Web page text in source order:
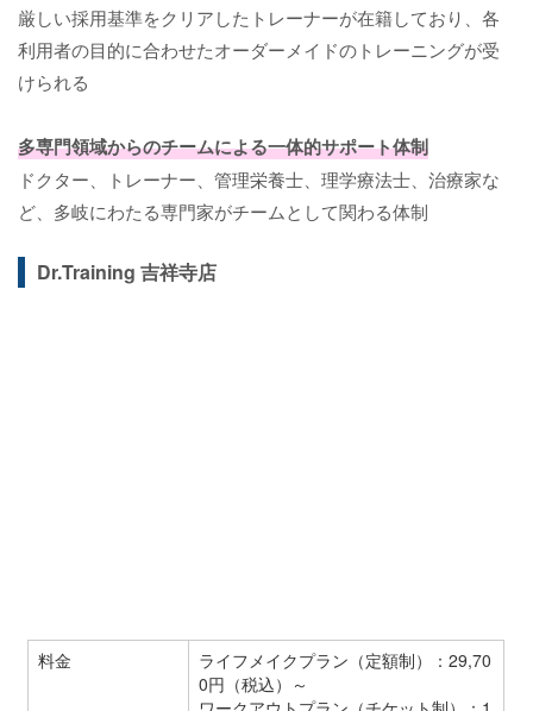
厳しい採用基準をクリアしたトレーナーが在籍しており、各
利用者の目的に合わせたオーダーメイドのトレーニングが受
けられる
多専門領域からのチームによる一体的サポート体制
ドクター、トレーナー、管理栄養士、理学療法士、治療家な
ど、多岐にわたる専門家がチームとして関わる体制
Dr.Training 吉祥寺店
料金
ライフメイクプラン（定額制）：29,70
0円（税込）～